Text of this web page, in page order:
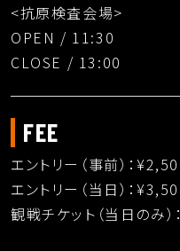
<抗原検査会場>
OPEN / 11:30
CLOSE / 13:00
FEE
エントリー（事前）：
エントリー（当日）：
観戦チケット（当日のみ